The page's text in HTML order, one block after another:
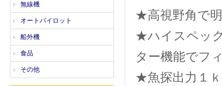
★高視野角で
★ハイスペッ
ター機能でフ
★魚探出力１
無線機
オートパイロット
船外機
食品
その他